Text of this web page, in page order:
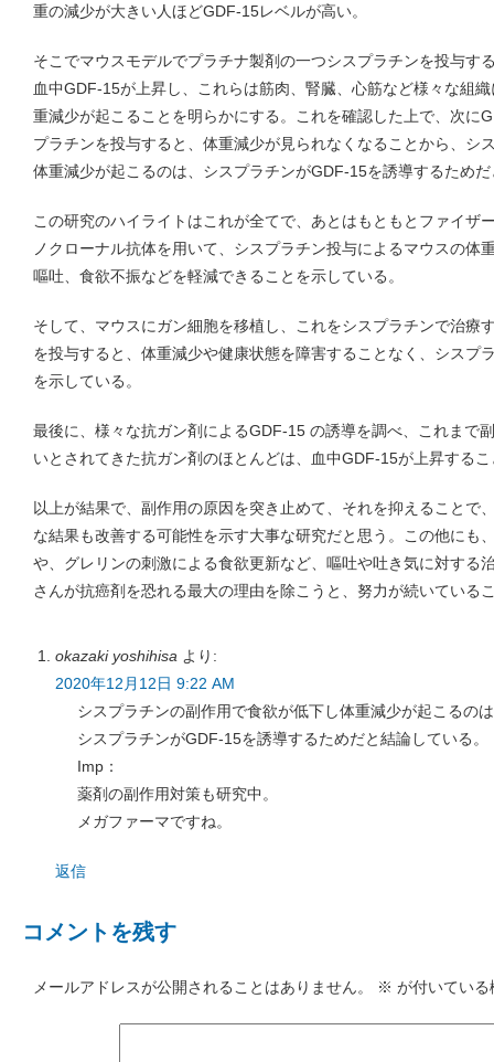
重の減少が大きい人ほどGDF-15レベルが高い。
そこでマウスモデルでプラチナ製剤の一つシスプラチンを投与す
血中GDF-15が上昇し、これらは筋肉、腎臓、心筋など様々な組
重減少が起こることを明らかにする。これを確認した上で、次に
プラチンを投与すると、体重減少が見られなくなることから、シ
体重減少が起こるのは、シスプラチンがGDF-15を誘導するため
この研究のハイライトはこれが全てで、あとはもともとファイザ
ノクローナル抗体を用いて、シスプラチン投与によるマウスの体
嘔吐、食欲不振などを軽減できることを示している。
そして、マウスにガン細胞を移植し、これをシスプラチンで治療
を投与すると、体重減少や健康状態を障害することなく、シスプ
を示している。
最後に、様々な抗ガン剤によるGDF-15 の誘導を調べ、これまで
いとされてきた抗ガン剤のほとんどは、血中GDF-15が上昇する
以上が結果で、副作用の原因を突き止めて、それを抑えることで
な結果も改善する可能性を示す大事な研究だと思う。この他にも
や、グレリンの刺激による食欲更新など、嘔吐や吐き気に対する
さんが抗癌剤を恐れる最大の理由を除こうと、努力が続いている
okazaki yoshihisa より:
2020年12月12日 9:22 AM
シスプラチンの副作用で食欲が低下し体重減少が起こるの
シスプラチンがGDF-15を誘導するためだと結論している。
Imp：
薬剤の副作用対策も研究中。
メガファーマですね。
返信
コメントを残す
メールアドレスが公開されることはありません。 ※ が付いてい